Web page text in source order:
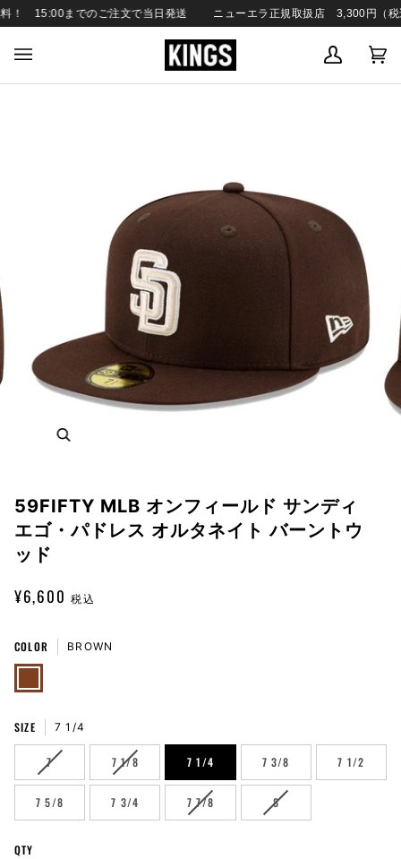
SKIP
TO
15:00までのご注文で当日発送 ニューエラ正規取扱店 3,300円（税
59FIFTY MLB オンフィールド サンディ
エゴ・パドレス オルタネイト バーントウ
ッド
¥6,600 税込
COLOR BROWN
BROWN
SIZE 7 1/4
7VARIANT
SOLD
OR
UNAVAILABLE
7 1/8VARIANT
SOLD
OR
UNAVAILABLE
7 1/4 7 3/8 7 1/2
7 5/8 7 3/4 7 7/8VARIANT
SOLD
8VARIANT
SOLD
QTY